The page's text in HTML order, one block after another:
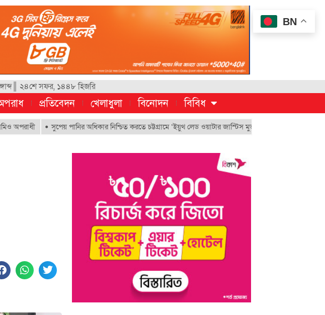
২৪শে সফর, ১৪৪৮ হিজরি
প্রতিবেদন খেলাধুলা বিনোদন বিবিধ
সুপেয় পানির অধিকার নিশ্চিত করতে চট্টগ্রামে ‘ইয়ুথ লেড ওয়াটার জাস্টিস মুভমেন্ট’
BN